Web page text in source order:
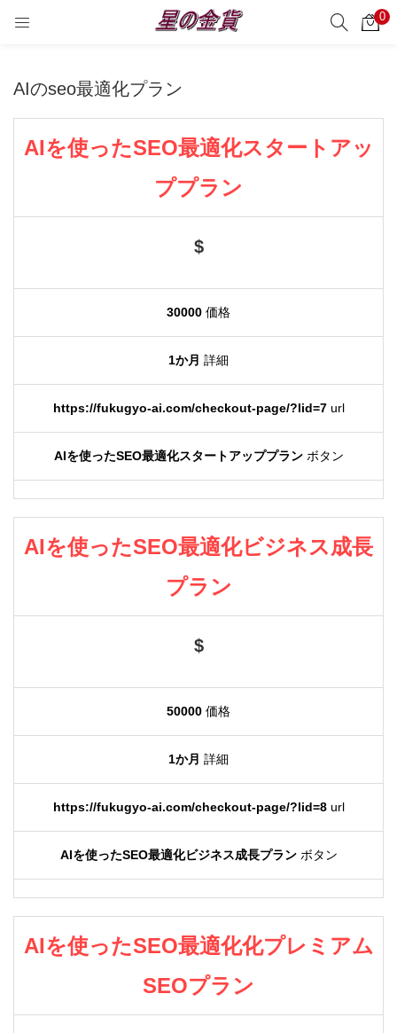
0
サーチ
AIのseo最適化プラン
AIを使ったSEO最適化スタートアッ
ププラン
$
30000 価格
1か月 詳細
https://fukugyo-ai.com/checkout-page/?lid=7url
AIを使ったSEO最適化スタートアッププランボタン
AIを使ったSEO最適化ビジネス成長
プラン
$
50000 価格
1か月 詳細
https://fukugyo-ai.com/checkout-page/?lid=8url
AIを使ったSEO最適化ビジネス成長プランボタン
AIを使ったSEO最適化化プレミアム
SEOプラン
Enter your username and password to login.
Login
Lost password?